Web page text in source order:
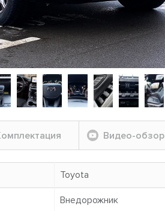
Видео-обзор
Toyota
Внедорожник